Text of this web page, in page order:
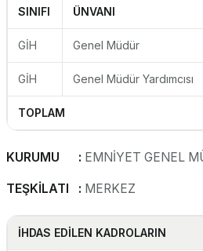
SINIFI ÜNVANI
GİH Genel Müdür
GİH Genel Müdür Yardımcısı
TOPLAM
KURUMU : EMNİYET GENEL
TEŞKİLATI : MERKEZ
İHDAS EDİLEN KADROLARIN